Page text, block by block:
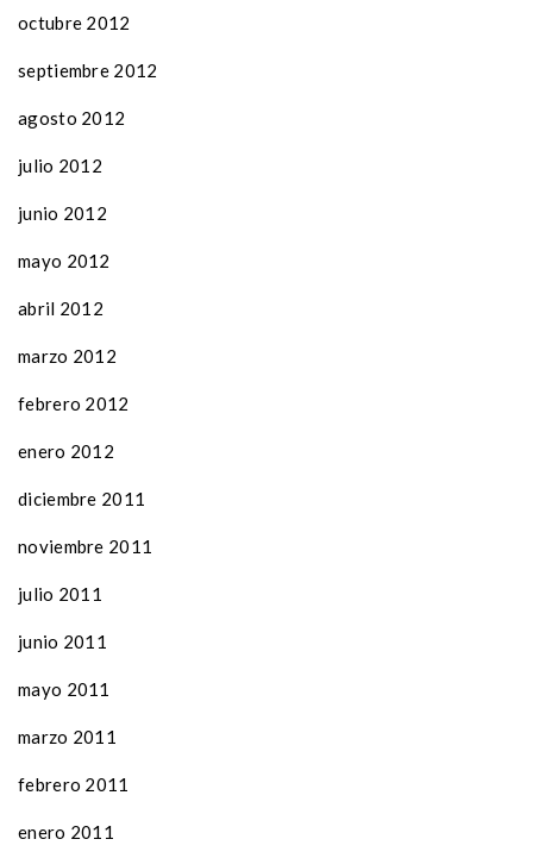
octubre 2012
septiembre 2012
agosto 2012
julio 2012
junio 2012
mayo 2012
abril 2012
marzo 2012
febrero 2012
enero 2012
diciembre 2011
noviembre 2011
julio 2011
junio 2011
mayo 2011
marzo 2011
febrero 2011
enero 2011